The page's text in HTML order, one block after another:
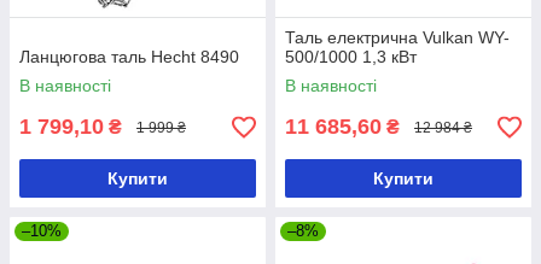
Ланцюгова таль Hecht 8490
В наявності
1 799,10 ₴ 1 999 ₴
Купити
Таль електрична Vulkan WY-
500/1000 1,3 кВт
В наявності
11 685,60 ₴ 12 984 ₴
Купити
–10% –8%